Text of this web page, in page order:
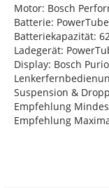
Motor: Bosch
Batterie:
Batteriekapazität:
Ladegerät:
Display: Bosch
Suspension &
Empfehlung
Empfehlung